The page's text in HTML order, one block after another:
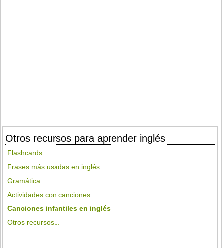
Otros recursos para aprender inglés
Flashcards
Frases más usadas en inglés
Gramática
Actividades con canciones
Canciones infantiles en inglés
Otros recursos...